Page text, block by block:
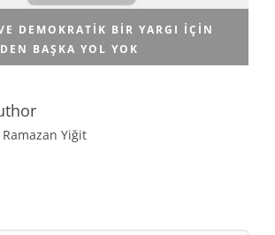
DEMOKRATIK BIR YARGI IÇIN
BAŞKA YOL YOK
Ramazan Yiğit